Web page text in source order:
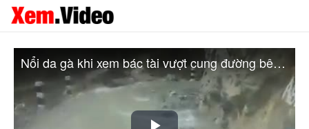
Nổi da gà khi xem bác tài vượt cung đường bên bờ vực thẳm